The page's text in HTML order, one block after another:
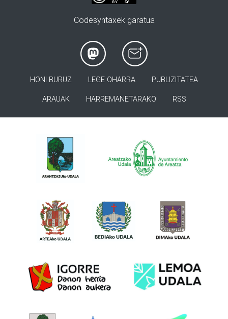
Codesyntaxek garatua
HONI BURUZ LEGE OHARRA PUBLIZITATEA
ARAUAK HARREMANETARAKO RSS